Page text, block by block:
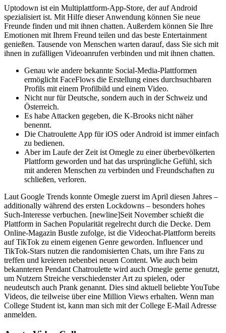
Uptodown ist ein Multiplattform-App-Store, der auf Android
spezialisiert ist. Mit Hilfe dieser Anwendung können Sie neue
Freunde finden und mit ihnen chatten. Außerdem können Sie Ihre
Emotionen mit Ihrem Freund teilen und das beste Entertainment
genießen. Tausende von Menschen warten darauf, dass Sie sich mit
ihnen in zufälligen Videoanrufen verbinden und mit ihnen chatten.
Genau wie andere bekannte Social-Media-Plattformen
ermöglicht FaceFlows die Erstellung eines durchsuchbaren
Profils mit einem Profilbild und einem Video.
Nicht nur für Deutsche, sondern auch in der Schweiz und
Österreich.
Es habe Attacken gegeben, die K-Brooks nicht näher
benennt.
Die Chatroulette App für iOS oder Android ist immer einfach
zu bedienen.
Aber im Laufe der Zeit ist Omegle zu einer überbevölkerten
Plattform geworden und hat das ursprüngliche Gefühl, sich
mit anderen Menschen zu verbinden und Freundschaften zu
schließen, verloren.
Laut Google Trends konnte Omegle zuerst im April diesen Jahres –
additionally während des ersten Lockdowns – besonders hohes
Such-Interesse verbuchen. [newline]Seit November schießt die
Plattform in Sachen Popularität regelrecht durch die Decke. Dem
Online-Magazin Bustle zufolge, ist die Videochat-Plattform bereits
auf TikTok zu einem eigenen Genre geworden. Influencer und
TikTok-Stars nutzen die randomisierten Chats, um ihre Fans zu
treffen und kreieren nebenbei neuen Content. Wie auch beim
bekannteren Pendant Chatroulette wird auch Omegle gerne genutzt,
um Nutzern Streiche verschiedenster Art zu spielen, oder
neudeutsch auch Prank genannt. Dies sind aktuell beliebte YouTube
Videos, die teilweise über eine Million Views erhalten. Wenn man
College Student ist, kann man sich mit der College E-Mail Adresse
anmelden.